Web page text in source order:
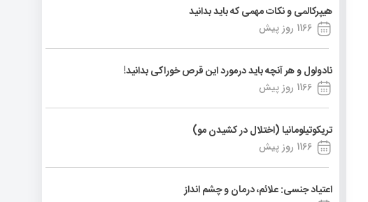
هیپرکالمی و نکات مهمی که باید بدانید
1166 روز پیش
نادولول و هر آنچه باید درمورد این قرص خوراکی بدانید!
1166 روز پیش
تریکوتیلومانیا (اختلال در کشیدن مو)
1166 روز پیش
اعتیاد جنسی: علائم، درمان و چشم انداز